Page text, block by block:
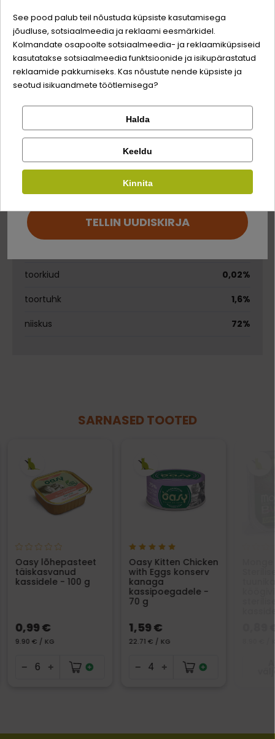
Kirjuta arvustus
Koostis
kala (tuunikala)
60%
loomsed saadused (krabipulgad)
5%
riis
Analüütilise koostisosad
toorvalk
17%
toorkiud
0,02%
toortuhk
1,6%
niiskus
72%
SARNASED TOOTED
Oasy lõhepasteet
täiskasvanud
kassidele - 100 g
0,99 €
9.90 € / KG
Oasy Kitten Chicken
with Eggs konserv
kanaga
kassipoegadele -
70 g
1,59 €
22.71 € / KG
Kirjuta arvustus
Kontrolli tellimust
Logi sisse
Registreeru
Facebook
Google
Sina ja su perekonna parim sõber väärite veel
odavamat hinda!
Lemmikloom
Kauplus
TELLIN UUDISKIRJA
See pood palub teil nõustuda küpsiste kasutamisega
jõudluse, sotsiaalmeedia ja reklaami eesmärkidel.
Kolmandate osapoolte sotsiaalmeedia- ja reklaamiküpsiseid
kasutatakse sotsiaalmeedia funktsioonide ja isikupärastatud
reklaamide pakkumiseks. Kas nõustute nende küpsiste ja
seotud isikuandmete töötlemisega?
Halda
Keeldu
Kinnita